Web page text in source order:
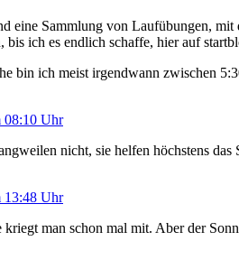
eine Sammlung von Laufübungen, mit
bis ich es endlich schaffe, hier auf
bin ich meist irgendwann zwischen
08:10 Uhr
nicht, sie helfen höchstens
13:48 Uhr
kriegt man schon mal mit. Aber der